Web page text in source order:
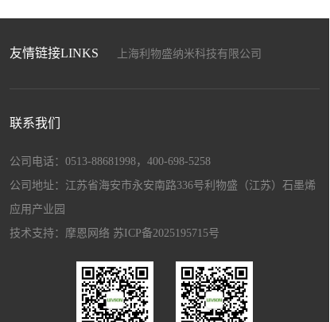
友情链接LINKS
上海利物盛纳米科技有限公司
联系我们
公司电话：0513-88681998，400-698-5258
公司地址：江苏省海安市永安南路336号利物盛（江苏）石墨烯
应用产业园
技术支持： 摩恩网络 苏ICP备2025195715号